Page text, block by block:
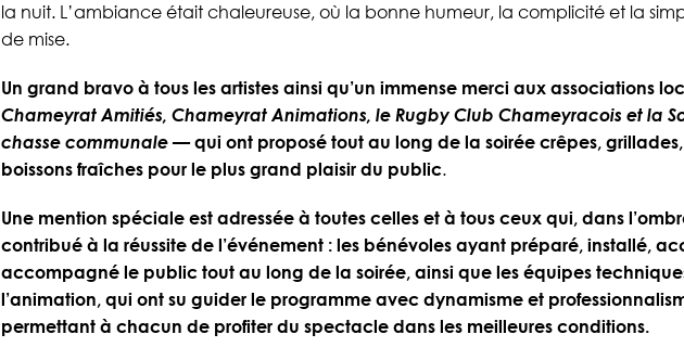
la nuit. L’ambiance était chaleureuse, où la bonne humeur, la complicité et la
de mise.
Un grand bravo à tous les artistes ainsi qu’un immense merci aux associations
Chameyrat Amitiés, Chameyrat Animations, le Rugby Club Chameyracois et la
chasse communale— qui ont proposé tout au long de la soirée crêpes,
boissons fraîches pour le plus grand plaisir du public.
Une mention spéciale est adressée à toutes celles et à tous ceux qui, dans
contribué à la réussite de l’événement : les bénévoles ayant préparé, installé,
accompagné le public tout au long de la soirée, ainsi que les équipes
l’animation, qui ont su guider le programme avec dynamisme et
permettant à chacun de profiter du spectacle dans les meilleures conditions.